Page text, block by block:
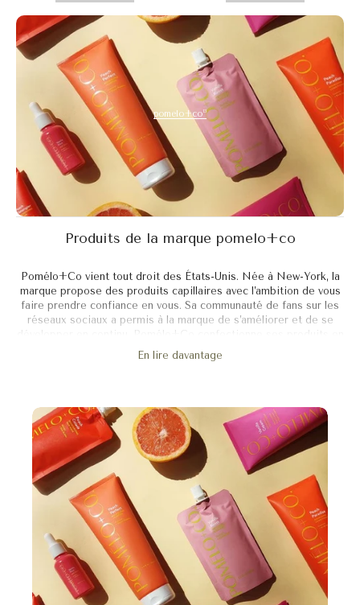
pomelo+co13
Produits de la marque pomelo+co
Pomélo+Co vient tout droit des États-Unis. Née à New-York, la
marque propose des produits capillaires avec l’ambition de vous
faire prendre confiance en vous. Sa communauté de fans sur les
réseaux sociaux a permis à la marque de s’améliorer et de se
développer en continu. Pomélo+Co confectionne ses produits en
étroite collaboration avec sa communauté. Elle cherche à
développer des soins capillaires proposant des effets durables
marque pour ses consommateurs. Pomélo+Co se caractérise
également par des compositions saines et naturelles. Un cocktail
d’ingrédients bons et de valeurs fortes pour préserver la beauté
de vos cheveux bouclés !
Pomélo+Co, soins capillaires en Suisse avec Bewell
Découvrez Pomélo+Co en Suisse avec Bewell, qui propose des
masques, sérums et shampooings bio innovants, des soins
capillaires naturels adaptés à chaque type de cheveux : sèche,
abîmée, colorée, fine ou sensible.
En lire davantage